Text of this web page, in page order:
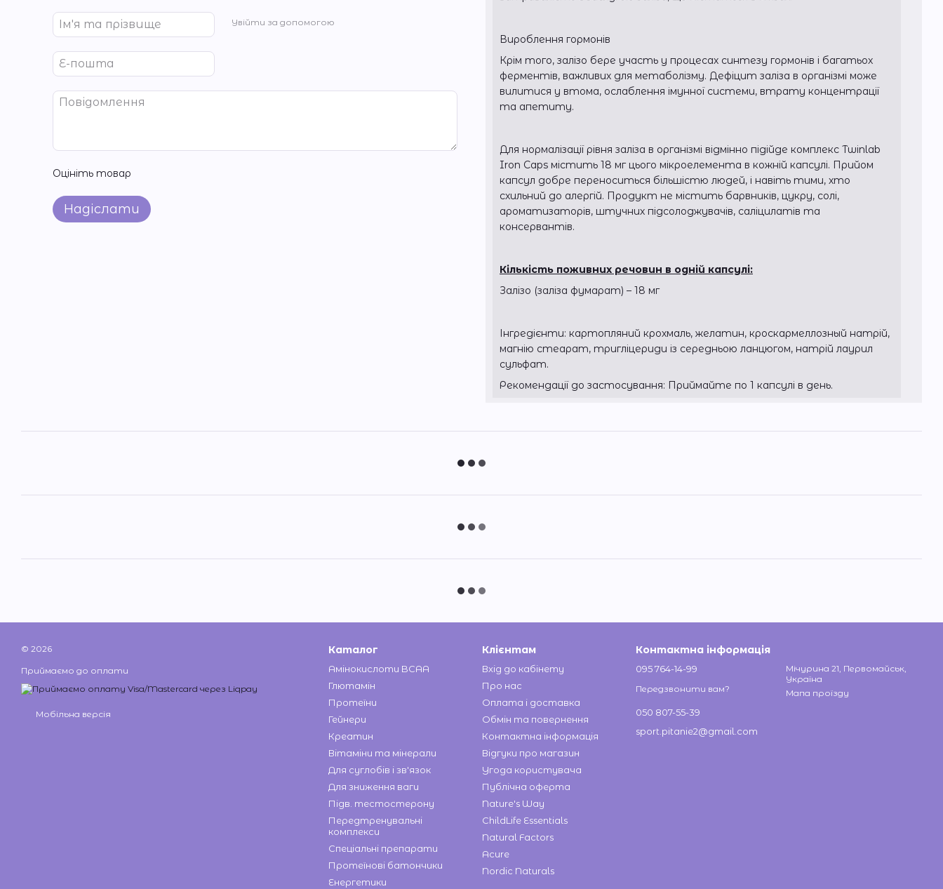
Увійти за допомогою
Оцініть товар
Надіслати
Вироблення гормонів
Крім того, залізо бере участь у процесах синтезу гормонів і багатьох
ферментів, важливих для метаболізму. Дефіцит заліза в організмі може
вилитися у втома, ослаблення імунної системи, втрату концентрації
та апетиту.
Для нормалізації рівня заліза в організмі відмінно підійде комплекс Twinlab
Iron Caps містить 18 мг цього мікроелемента в кожній капсулі. Прийом
капсул добре переноситься більшістю людей, і навіть тими, хто
схильний до алергій. Продукт не містить барвників, цукру, солі,
ароматизаторів, штучних підсолоджувачів, саліцилатів та
консервантів.
Кількість поживних речовин в одній капсулі:
Залізо (заліза фумарат) – 18 мг
Інгредієнти: картопляний крохмаль, желатин, кроскармеллозный натрій,
магнію стеарат, тригліцериди із середньою ланцюгом, натрій лаурил
сульфат.
Рекомендації до застосування: Приймайте по 1 капсулі в день.
© 2026
Приймаємо до оплати
Мобільна версія
Каталог
Амінокислоти BCAA
Глютамін
Протеїни
Гейнери
Креатин
Вітаміни та мінерали
Для суглобів і зв'язок
Для зниження ваги
Підв. тестостерону
Передтренувальні
комплекси
Спеціальні препарати
Протеїнові батончики
Енергетики
Клієнтам
Вхід до кабінету
Про нас
Оплата і доставка
Обмін та повернення
Контактна інформація
Відгуки про магазин
Угода користувача
Публічна оферта
Nature's Way
ChildLife Essentials
Natural Factors
Acure
Nordic Naturals
Контактна інформація
095 764-14-99
Передзвонити вам?
050 807-55-39
sport.pitanie2@gmail.com
Мічурина 21, Первомайськ,
Україна
Мапа проїзду